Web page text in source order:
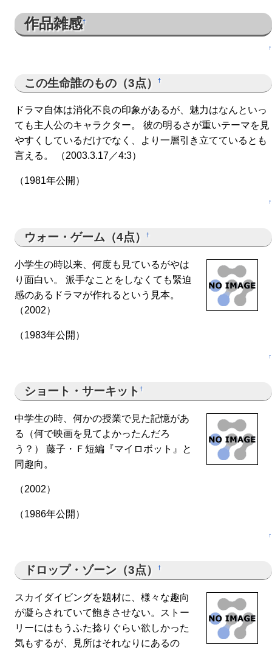
作品雑感†
↑
この生命誰のもの（3点） †
ドラマ自体は消化不良の印象があるが、魅力はなんといっ
ても主人公のキャラクター。 彼の明るさが重いテーマを見
やすくしているだけでなく、より一層引き立てているとも
言える。 （2003.3.17／4:3）
（1981年公開）
↑
ウォー・ゲーム（4点） †
小学生の時以来、何度も見ているがやは
り面白い。 派手なことをしなくても緊迫
感のあるドラマが作れるという見本。
（2002）
（1983年公開）
↑
ショート・サーキット †
中学生の時、何かの授業で見た記憶があ
る（何で映画を見てよかったんだろ
う？） 藤子・Ｆ短編『マイロボット』と
同趣向。
（2002）
（1986年公開）
↑
ドロップ・ゾーン（3点） †
スカイダイビングを題材に、様々な趣向
が凝らされていて飽きさせない。ストー
リーにはもうふた捻りぐらい欲しかった
気もするが、見所はそれなりにあるの